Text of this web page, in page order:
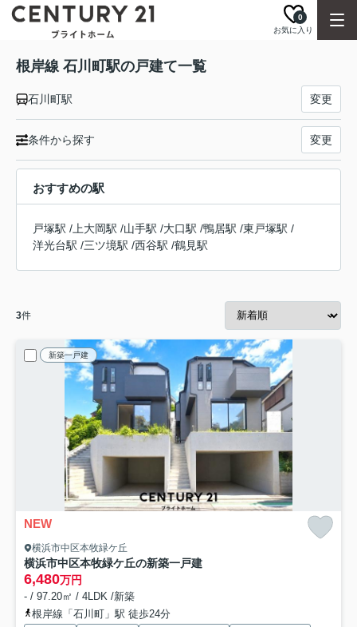
お気に入り
0
根岸線 石川町駅の戸建て一覧
石川町駅 変更
条件から探す 変更
おすすめの駅
戸塚駅 / 上大岡駅 /山手駅 /大口駅 /鴨居駅 /東戸塚駅 /
洋光台駅 /三ツ境駅 /西谷駅 /鶴見駅
3件
新築一戸建
NEW
横浜市中区本牧緑ケ丘
横浜市中区本牧緑ケ丘の新築一戸建
6,480万円
- / 97.20㎡ / 4LDK /新築
根岸線「石川町」駅 徒歩24分